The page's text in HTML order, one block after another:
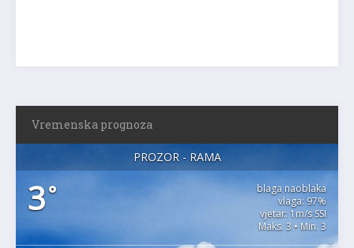
Vremenska prognoza
PROZOR - RAMA
3°
blaga naoblaka
vlaga: 97%
vjetar: 1m/s SSI
Maks. 3 • Min. 3